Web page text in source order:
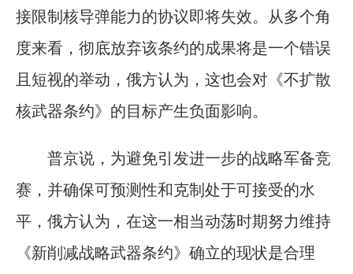
接限制核导弹能力的协议即将失效。从多个角
度来看，彻底放弃该条约的成果将是一个错误
且短视的举动，俄方认为，这也会对《不扩散
核武器条约》的目标产生负面影响。
普京说，为避免引发进一步的战略军备竞
赛，并确保可预测性和克制处于可接受的水
平，俄方认为，在这一相当动荡时期努力维持
《新削减战略武器条约》确立的现状是合理